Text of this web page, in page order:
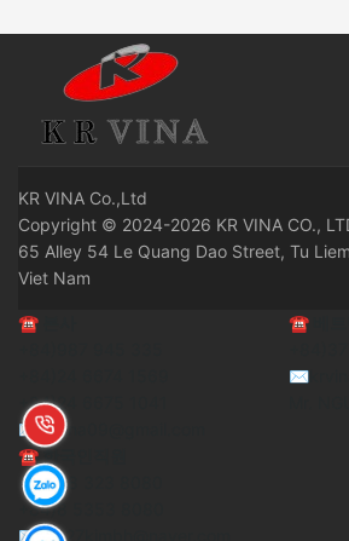
KR VINA Co.,Ltd
Copyright © 2024-2026 KR VINA CO.,
65 Alley 54 Le Quang Dao Street, Tu
Viet Nam
☎
+84)24 6675 1041
✉krvina09@gmail.com
☎
☎한국인직원
+84)98 323 8080
+84)8 5353 8080
✉ 0327kimbh@naver.com